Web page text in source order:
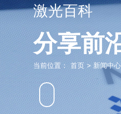
激光百科
分享前
当前位置： 首页 > 新闻中心